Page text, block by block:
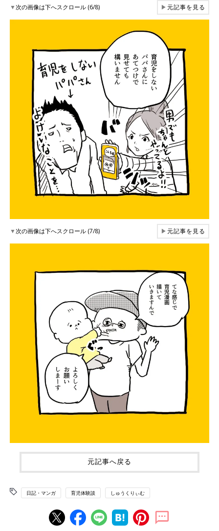
▼次の画像は下へスクロール (6/8) ▶元記事を見る
▼次の画像は下へスクロール (7/8) ▶元記事を見る
元記事へ戻る
日記・マンガ 育児体験談 しゅうくりぃむ